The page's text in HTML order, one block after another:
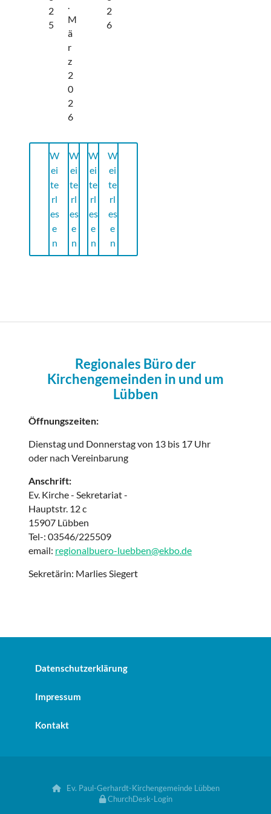
2
5
W
ei
te
rl
es
e
n
.
M
ä
r
z
2
0
2
6
W
ei
te
rl
es
e
n
W
ei
te
rl
es
e
n
2
6
W
ei
te
rl
es
e
n
Regionales Büro der
Kirchengemeinden in und um
Lübben
Öffnungszeiten:
Dienstag und Donnerstag von 13 bis 17 Uhr
oder nach Vereinbarung
Anschrift:
Ev. Kirche - Sekretariat -
Hauptstr. 12 c
15907 Lübben
Tel-: 03546/225509
email: regionalbuero-luebben@ekbo.de
Sekretärin: Marlies Siegert
Datenschutzerklärung
Impressum
Kontakt
Ev. Paul-Gerhardt-Kirchengemeinde Lübben
ChurchDesk-Login